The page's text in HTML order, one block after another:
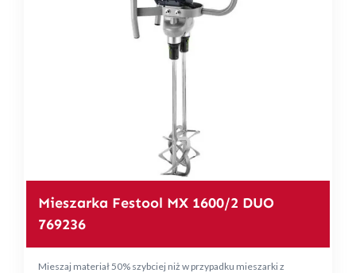
Mieszarka Festool MX 1600/2 DUO
769236
Mieszaj materiał 50% szybciej niż w przypadku mieszarki z